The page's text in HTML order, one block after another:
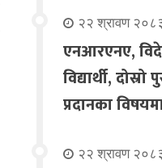
२२ श्रावण
एनआरएनए,
विद्यार्थी,
प्रदानका
२२ श्रावण